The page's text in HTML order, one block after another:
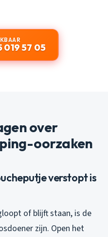
019 57 05
over
oorzaken
verstopt is
of blijft staan, is de
zijn. Open het